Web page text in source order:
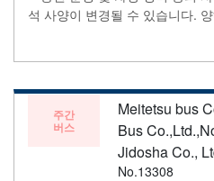
석 사양이 변경될 수 있습니다.
주간
버스
Meitetsu bus
Bus
Jidosha Co.,
No.13308